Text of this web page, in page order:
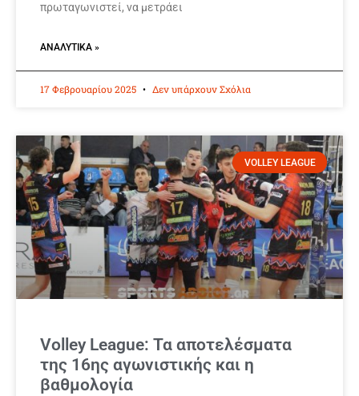
πρωταγωνιστεί, να μετράει
ΑΝΑΛΥΤΙΚΆ »
17 Φεβρουαρίου 2025 Δεν υπάρχουν Σχόλια
VOLLEY LEAGUE
Volley League: Τα αποτελέσματα
της 16ης αγωνιστικής και η
βαθμολογία